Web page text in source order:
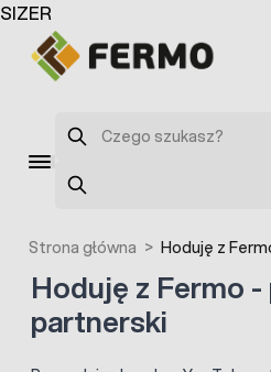
Przejdź do treści
Szukaj
Szukaj
Strona główna > Hoduję z
Hoduję z Fermo
partnerski
SIZER